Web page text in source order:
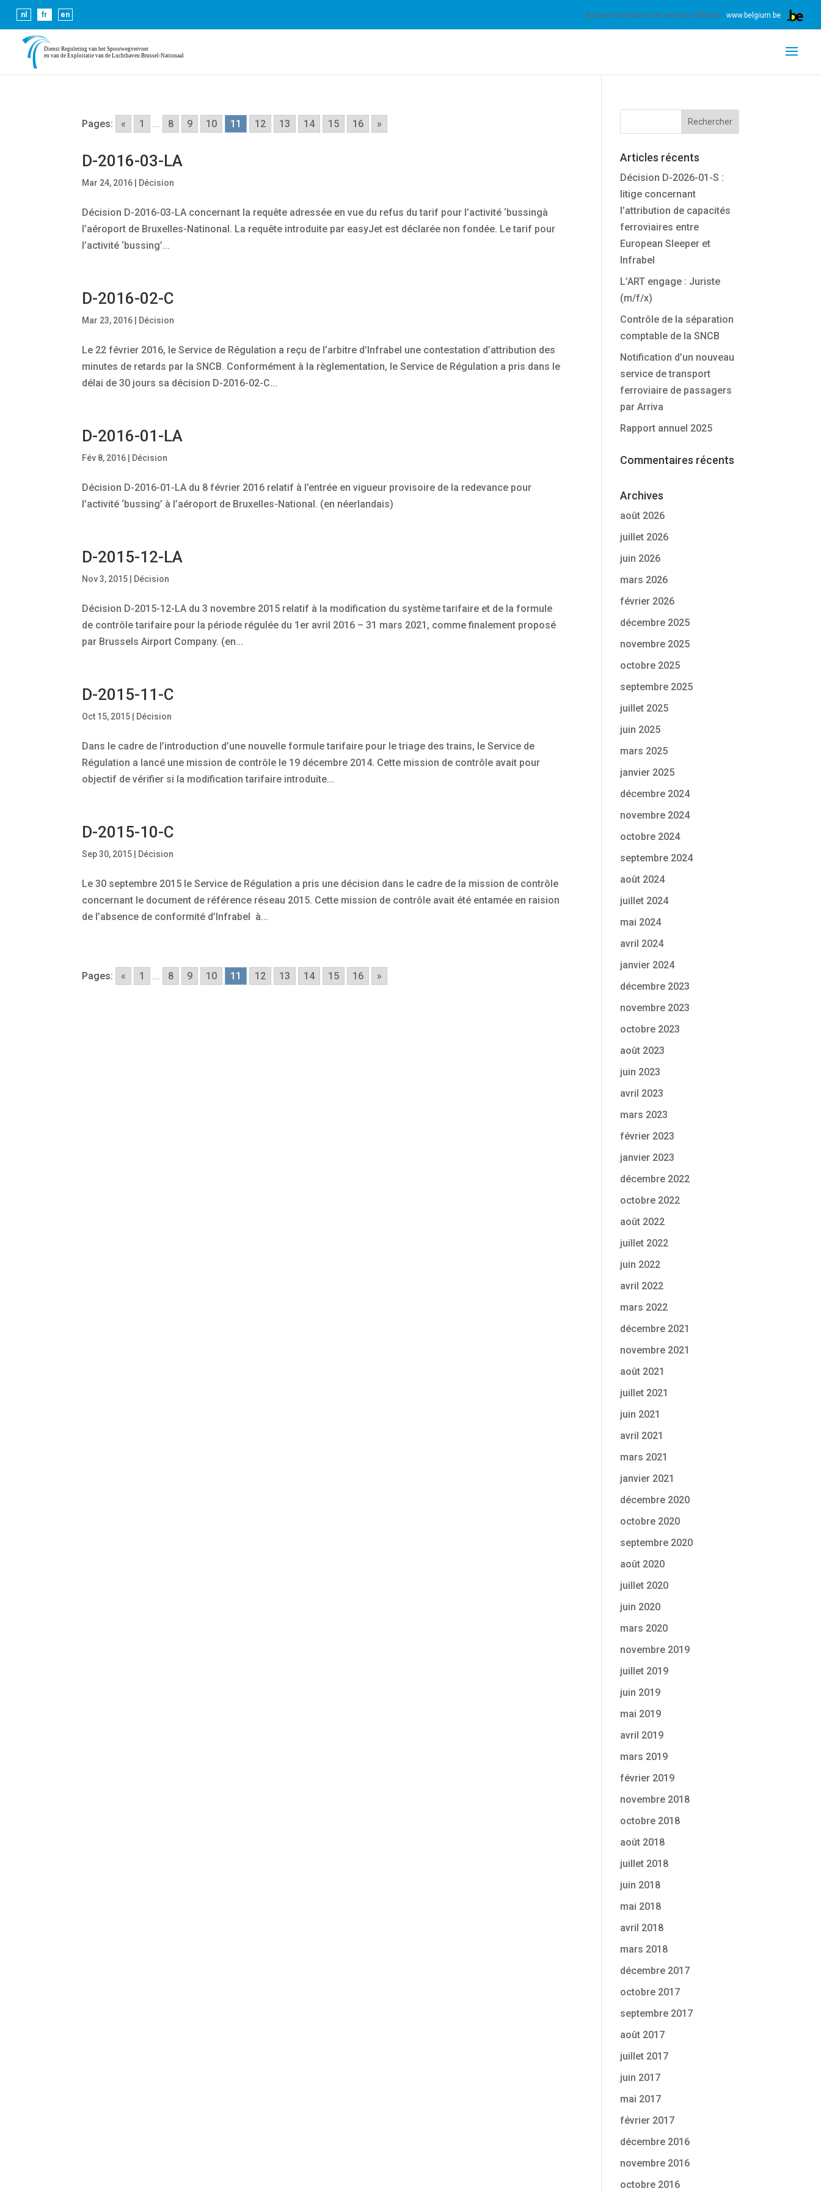
nl fr en Autres informations et services officiels :www.belgium.be
Pages: « 1 ... 8 9 10 11 12 13 14 15 16 »
D-2016-03-LA
Mar 24, 2016 Décision
Décision D-2016-03-LA concernant la requête adressée en vue du refus du tarif pour l’activité ‘bussingà
l’aéroport de Bruxelles-Natinonal. La requête introduite par easyJet est déclarée non fondée. Le tarif pour
l’activité ‘bussing’...
D-2016-02-C
Mar 23, 2016 Décision
Le 22 février 2016, le Service de Régulation a reçu de l’arbitre d’Infrabel une contestation d’attribution des
minutes de retards par la SNCB. Conformément à la règlementation, le Service de Régulation a pris dans le
délai de 30 jours sa décision D-2016-02-C...
D-2016-01-LA
Fév 8, 2016 Décision
Décision D-2016-01-LA du 8 février 2016 relatif à l’entrée en vigueur provisoire de la redevance pour
l’activité ‘bussing’ à l’aéroport de Bruxelles-National. (en néerlandais)
D-2015-12-LA
Nov 3, 2015 Décision
Décision D-2015-12-LA du 3 novembre 2015 relatif à la modification du système tarifaire et de la formule
de contrôle tarifaire pour la période régulée du 1er avril 2016 – 31 mars 2021, comme finalement proposé
par Brussels Airport Company. (en...
D-2015-11-C
Oct 15, 2015 Décision
Dans le cadre de l’introduction d’une nouvelle formule tarifaire pour le triage des trains, le Service de
Régulation a lancé une mission de contrôle le 19 décembre 2014. Cette mission de contrôle avait pour
objectif de vérifier si la modification tarifaire introduite...
D-2015-10-C
Sep 30, 2015 Décision
Le 30 septembre 2015 le Service de Régulation a pris une décision dans le cadre de la mission de contrôle
concernant le document de référence réseau 2015. Cette mission de contrôle avait été entamée en raision
de l’absence de conformité d’Infrabel à...
Pages: « 1 ... 8 9 10 11 12 13 14 15 16 »
Articles récents
Décision D-2026-01-S :
litige concernant
l’attribution de capacités
ferroviaires entre
European Sleeper et
Infrabel
L’ART engage : Juriste
(m/f/x)
Contrôle de la séparation
comptable de la SNCB
Notification d’un nouveau
service de transport
ferroviaire de passagers
par Arriva
Rapport annuel 2025
Commentaires récents
Archives
août 2026
juillet 2026
juin 2026
mars 2026
février 2026
décembre 2025
novembre 2025
octobre 2025
septembre 2025
juillet 2025
juin 2025
mars 2025
janvier 2025
décembre 2024
novembre 2024
octobre 2024
septembre 2024
août 2024
juillet 2024
mai 2024
avril 2024
janvier 2024
décembre 2023
novembre 2023
octobre 2023
août 2023
juin 2023
avril 2023
mars 2023
février 2023
janvier 2023
décembre 2022
octobre 2022
août 2022
juillet 2022
juin 2022
avril 2022
mars 2022
décembre 2021
novembre 2021
août 2021
juillet 2021
juin 2021
avril 2021
mars 2021
janvier 2021
décembre 2020
octobre 2020
septembre 2020
août 2020
juillet 2020
juin 2020
mars 2020
novembre 2019
juillet 2019
juin 2019
mai 2019
avril 2019
mars 2019
février 2019
novembre 2018
octobre 2018
août 2018
juillet 2018
juin 2018
mai 2018
avril 2018
mars 2018
décembre 2017
octobre 2017
septembre 2017
août 2017
juillet 2017
juin 2017
mai 2017
février 2017
décembre 2016
novembre 2016
octobre 2016
Les cookies nous permettent de vous proposer nos services plus facilement. En utilisant nos services, vous nous donnez expressément votre accord pour exploiter ces
cookies. En savoir plus OK